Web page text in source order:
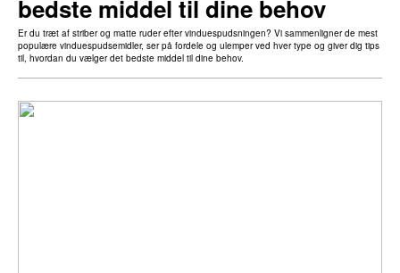
bedste middel til dine behov
Er du træt af striber og matte ruder efter vinduespudsningen? Vi sammenligner de mest
populære vinduespudsemidler, ser på fordele og ulemper ved hver type og giver dig tips
til, hvordan du vælger det bedste middel til dine behov.